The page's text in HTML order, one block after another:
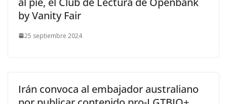
by Vanity Fair
25 septiembre 2024
Irán convoca al embajador australiano